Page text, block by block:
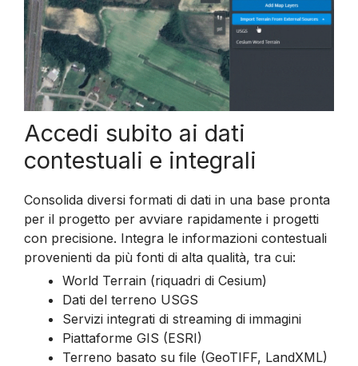
Accedi subito ai dati
contestuali e integrali
Consolida diversi formati di dati in una base pronta
per il progetto per avviare rapidamente i progetti
con precisione. Integra le informazioni contestuali
provenienti da più fonti di alta qualità, tra cui:
World Terrain (riquadri di Cesium)
Dati del terreno USGS
Servizi integrati di streaming di immagini
Piattaforme GIS (ESRI)
Terreno basato su file (GeoTIFF, LandXML)